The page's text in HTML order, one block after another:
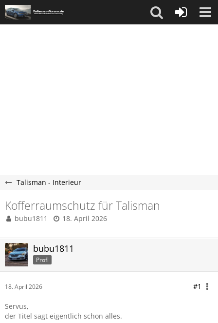
Talisman - Interieur
Kofferraumschutz für Talisman
bubu1811 18. April 2026
bubu1811
Profi
18. April 2026 #1
Servus,
der Titel sagt eigentlich schon alles.